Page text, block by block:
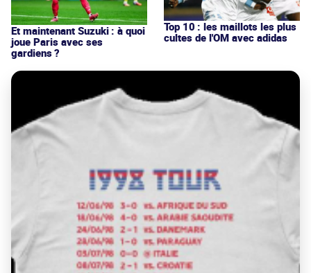
Et maintenant Suzuki : à quoi
joue Paris avec ses
gardiens ?
Top 10 : les maillots les plus
cultes de l'OM avec adidas